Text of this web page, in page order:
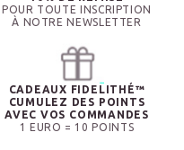
POUR TOUTE INSCRIPTION
À NOTRE NEWSLETTER
CADEAUX FIDELITHÉ™
CUMULEZ DES POINTS
AVEC VOS COMMANDES
1 EURO = 10 POINTS